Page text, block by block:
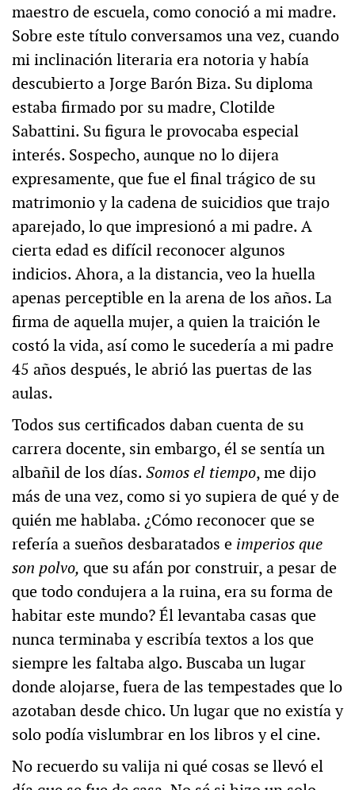
maestro de escuela, como conoció a mi madre.
Sobre este título conversamos una vez, cuando
mi inclinación literaria era notoria y había
descubierto a Jorge Barón Biza. Su diploma
estaba firmado por su madre, Clotilde
Sabattini. Su figura le provocaba especial
interés. Sospecho, aunque no lo dijera
expresamente, que fue el final trágico de su
matrimonio y la cadena de suicidios que trajo
aparejado, lo que impresionó a mi padre. A
cierta edad es difícil reconocer algunos
indicios. Ahora, a la distancia, veo la huella
apenas perceptible en la arena de los años. La
firma de aquella mujer, a quien la traición le
costó la vida, así como le sucedería a mi padre
45 años después, le abrió las puertas de las
aulas.
Todos sus certificados daban cuenta de su
carrera docente, sin embargo, él se sentía un
albañil de los días.Somos el tiempo, me dijo
más de una vez, como si yo supiera de qué y de
quién me hablaba. ¿Cómo reconocer que se
refería a sueños desbaratados e imperios que
son polvo, que su afán por construir, a pesar de
que todo condujera a la ruina, era su forma de
habitar este mundo? Él levantaba casas que
nunca terminaba y escribía textos a los que
siempre les faltaba algo. Buscaba un lugar
donde alojarse, fuera de las tempestades que lo
azotaban desde chico. Un lugar que no existía y
solo podía vislumbrar en los libros y el cine.
No recuerdo su valija ni qué cosas se llevó el